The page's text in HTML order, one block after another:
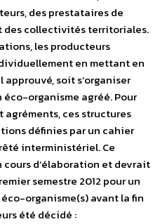
des prestataires de
collectivités territoriales.
les producteurs
en mettant en
soit s’organiser
organisme agréé. Pour
ces structures
définies par un cahier
interministériel. Ce
d’élaboration et devrait
semestre 2012 pour un
organisme(s) avant la fin
été décidé :